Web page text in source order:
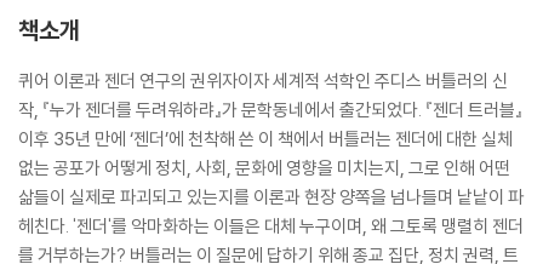
책소개
퀴어 이론과 젠더 연구의 권위자이자 세계적 석학인 주디스 버틀러의 신
작, 『누가 젠더를 두려워하랴』가 문학동네에서 출간되었다. 『젠더 트러블』
이후 35년 만에 ‘젠더’에 천착해 쓴 이 책에서 버틀러는 젠더에 대한 실체
없는 공포가 어떻게 정치, 사회, 문화에 영향을 미치는지, 그로 인해 어떤
삶들이 실제로 파괴되고 있는지를 이론과 현장 양쪽을 넘나들며 낱낱이 파
헤친다. '젠더'를 악마화하는 이들은 대체 누구이며, 왜 그토록 맹렬히 젠더
를 거부하는가? 버틀러는 이 질문에 답하기 위해 종교 집단, 정치 권력, 트